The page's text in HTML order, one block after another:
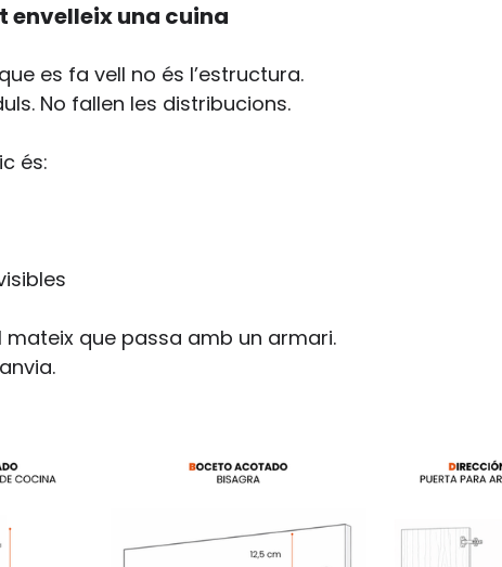
envelleix una cuina
es fa vell no és l’estructura.
No fallen les distribucions.
és:
mateix que passa amb un armari.